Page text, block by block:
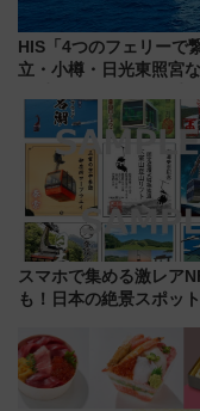
HIS「4つのフェリーで
立・小樽・日光東照宮
スマホで集める激レア
も！日本の絶景スポッ
ん)」企画がスタート